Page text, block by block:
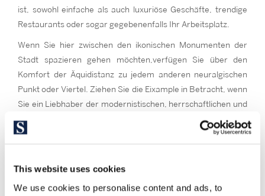
This website uses cookies
We use cookies to personalise content and ads, to
ist, sowohl einfache als auch luxuriöse Geschäfte, trendige
Restaurants oder sogar gegebenenfalls Ihr Arbeitsplatz.
Wenn Sie hier zwischen den ikonischen Monumenten der
Stadt spazieren gehen möchten,verfügen Sie über den
Komfort der Äquidistanz zu jedem anderen neuralgischen
Punkt oder Viertel. Ziehen Sie die Eixample in Betracht, wenn
Sie ein Liebhaber der modernistischen, herrschaftlichen und
typisch katalanischen Architektur sind oder wenn Sie im
vitalen und kulturellen Epizentrum Barcelonas leben wollen.